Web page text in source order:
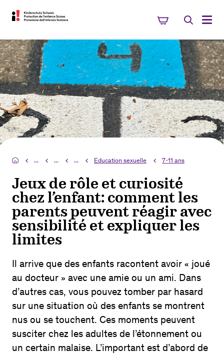
... ... ... Education sexuelle 7-11 ans
Jeux de rôle et curiosité
chez l’enfant: comment les
parents peuvent réagir avec
sensibilité et expliquer les
limites
Il arrive que des enfants racontent avoir « joué
au docteur » avec une amie ou un ami. Dans
d’autres cas, vous pouvez tomber par hasard
sur une situation où des enfants se montrent
nus ou se touchent. Ces moments peuvent
susciter chez les adultes de l’étonnement ou
un certain malaise. L’important est d’abord de